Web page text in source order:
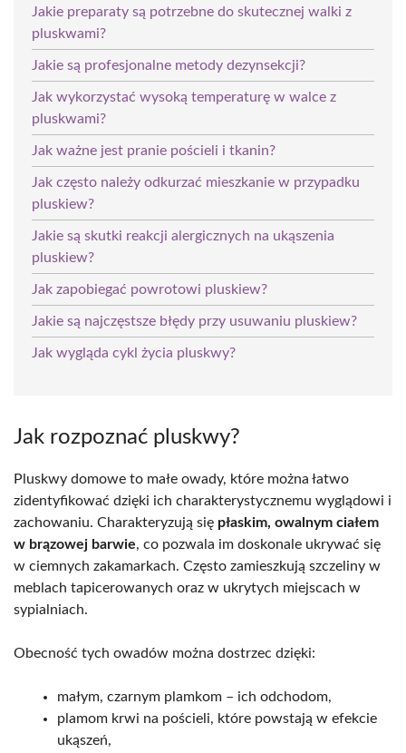
Jakie preparaty są potrzebne do skutecznej walki z
pluskwami?
Jakie są profesjonalne metody dezynsekcji?
Jak wykorzystać wysoką temperaturę w walce z
pluskwami?
Jak ważne jest pranie pościeli i tkanin?
Jak często należy odkurzać mieszkanie w przypadku
pluskiew?
Jakie są skutki reakcji alergicznych na ukąszenia
pluskiew?
Jak zapobiegać powrotowi pluskiew?
Jakie są najczęstsze błędy przy usuwaniu pluskiew?
Jak wygląda cykl życia pluskwy?
Jak rozpoznać pluskwy?
Pluskwy domowe to małe owady, które można łatwo
zidentyfikować dzięki ich charakterystycznemu wyglądowi i
zachowaniu. Charakteryzują się płaskim, owalnym ciałem
w brązowej barwie, co pozwala im doskonale ukrywać się
w ciemnych zakamarkach. Często zamieszkują szczeliny w
meblach tapicerowanych oraz w ukrytych miejscach w
sypialniach.
Obecność tych owadów można dostrzec dzięki:
małym, czarnym plamkom – ich odchodom,
plamom krwi na pościeli, które powstają w efekcie
ukąszeń,